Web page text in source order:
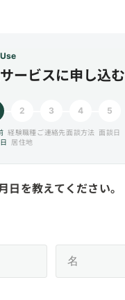
ービスに申し込む
2
経験職種
居住地
3
ご連絡先
4
面談方法
5
面談日
日を教えてください。